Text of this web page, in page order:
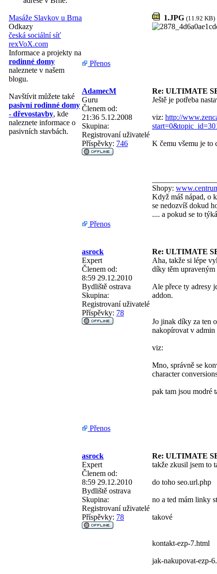
Masáže Slavkov u Brna
Odkazy
česká sociální síť
rexVoX.com
Informace a projekty na
rodinné domy
naleznete v našem
blogu.
Navštívit můžete také
pasivní rodinné domy
- dřevostavby, kde
naleznete informace o
pasivních stavbách.
1.JPG (11.92 KB)
Přenos
AdamecM
Re: ULTIMATE
Guru
Členem od:
21:36 5.12.2008
Skupina:
Registrovaní uživatelé
Příspěvky: 746
Ještě je potřeba
viz: http://
K čemu všemu je to
Shopy:
Když máš nápad, o
se nedozvíš dokud
.... a pokud se to
Přenos
asrock
Re: ULTIMATE
Expert
Členem od:
8:59 29.12.2010
Bydliště ostrava
Skupina:
Registrovaní uživatelé
Příspěvky: 78
Aha, takže si lépe
díky těm upraveným
Ale přece ty adresy
addon.
Jo jinak díky za ten
nakopírovat v admin
viz:
Mno, správně se
character
pak tam jsou modré
Přenos
asrock
Re: ULTIMATE
Expert
Členem od:
8:59 29.12.2010
Bydliště ostrava
Skupina:
Registrovaní uživatelé
Příspěvky: 78
takže zkusil jsem to
do toho seo.url.php
no a ted mám linky
takové
kontakt-ezp-7.html
jak-nakupovat-ezp-